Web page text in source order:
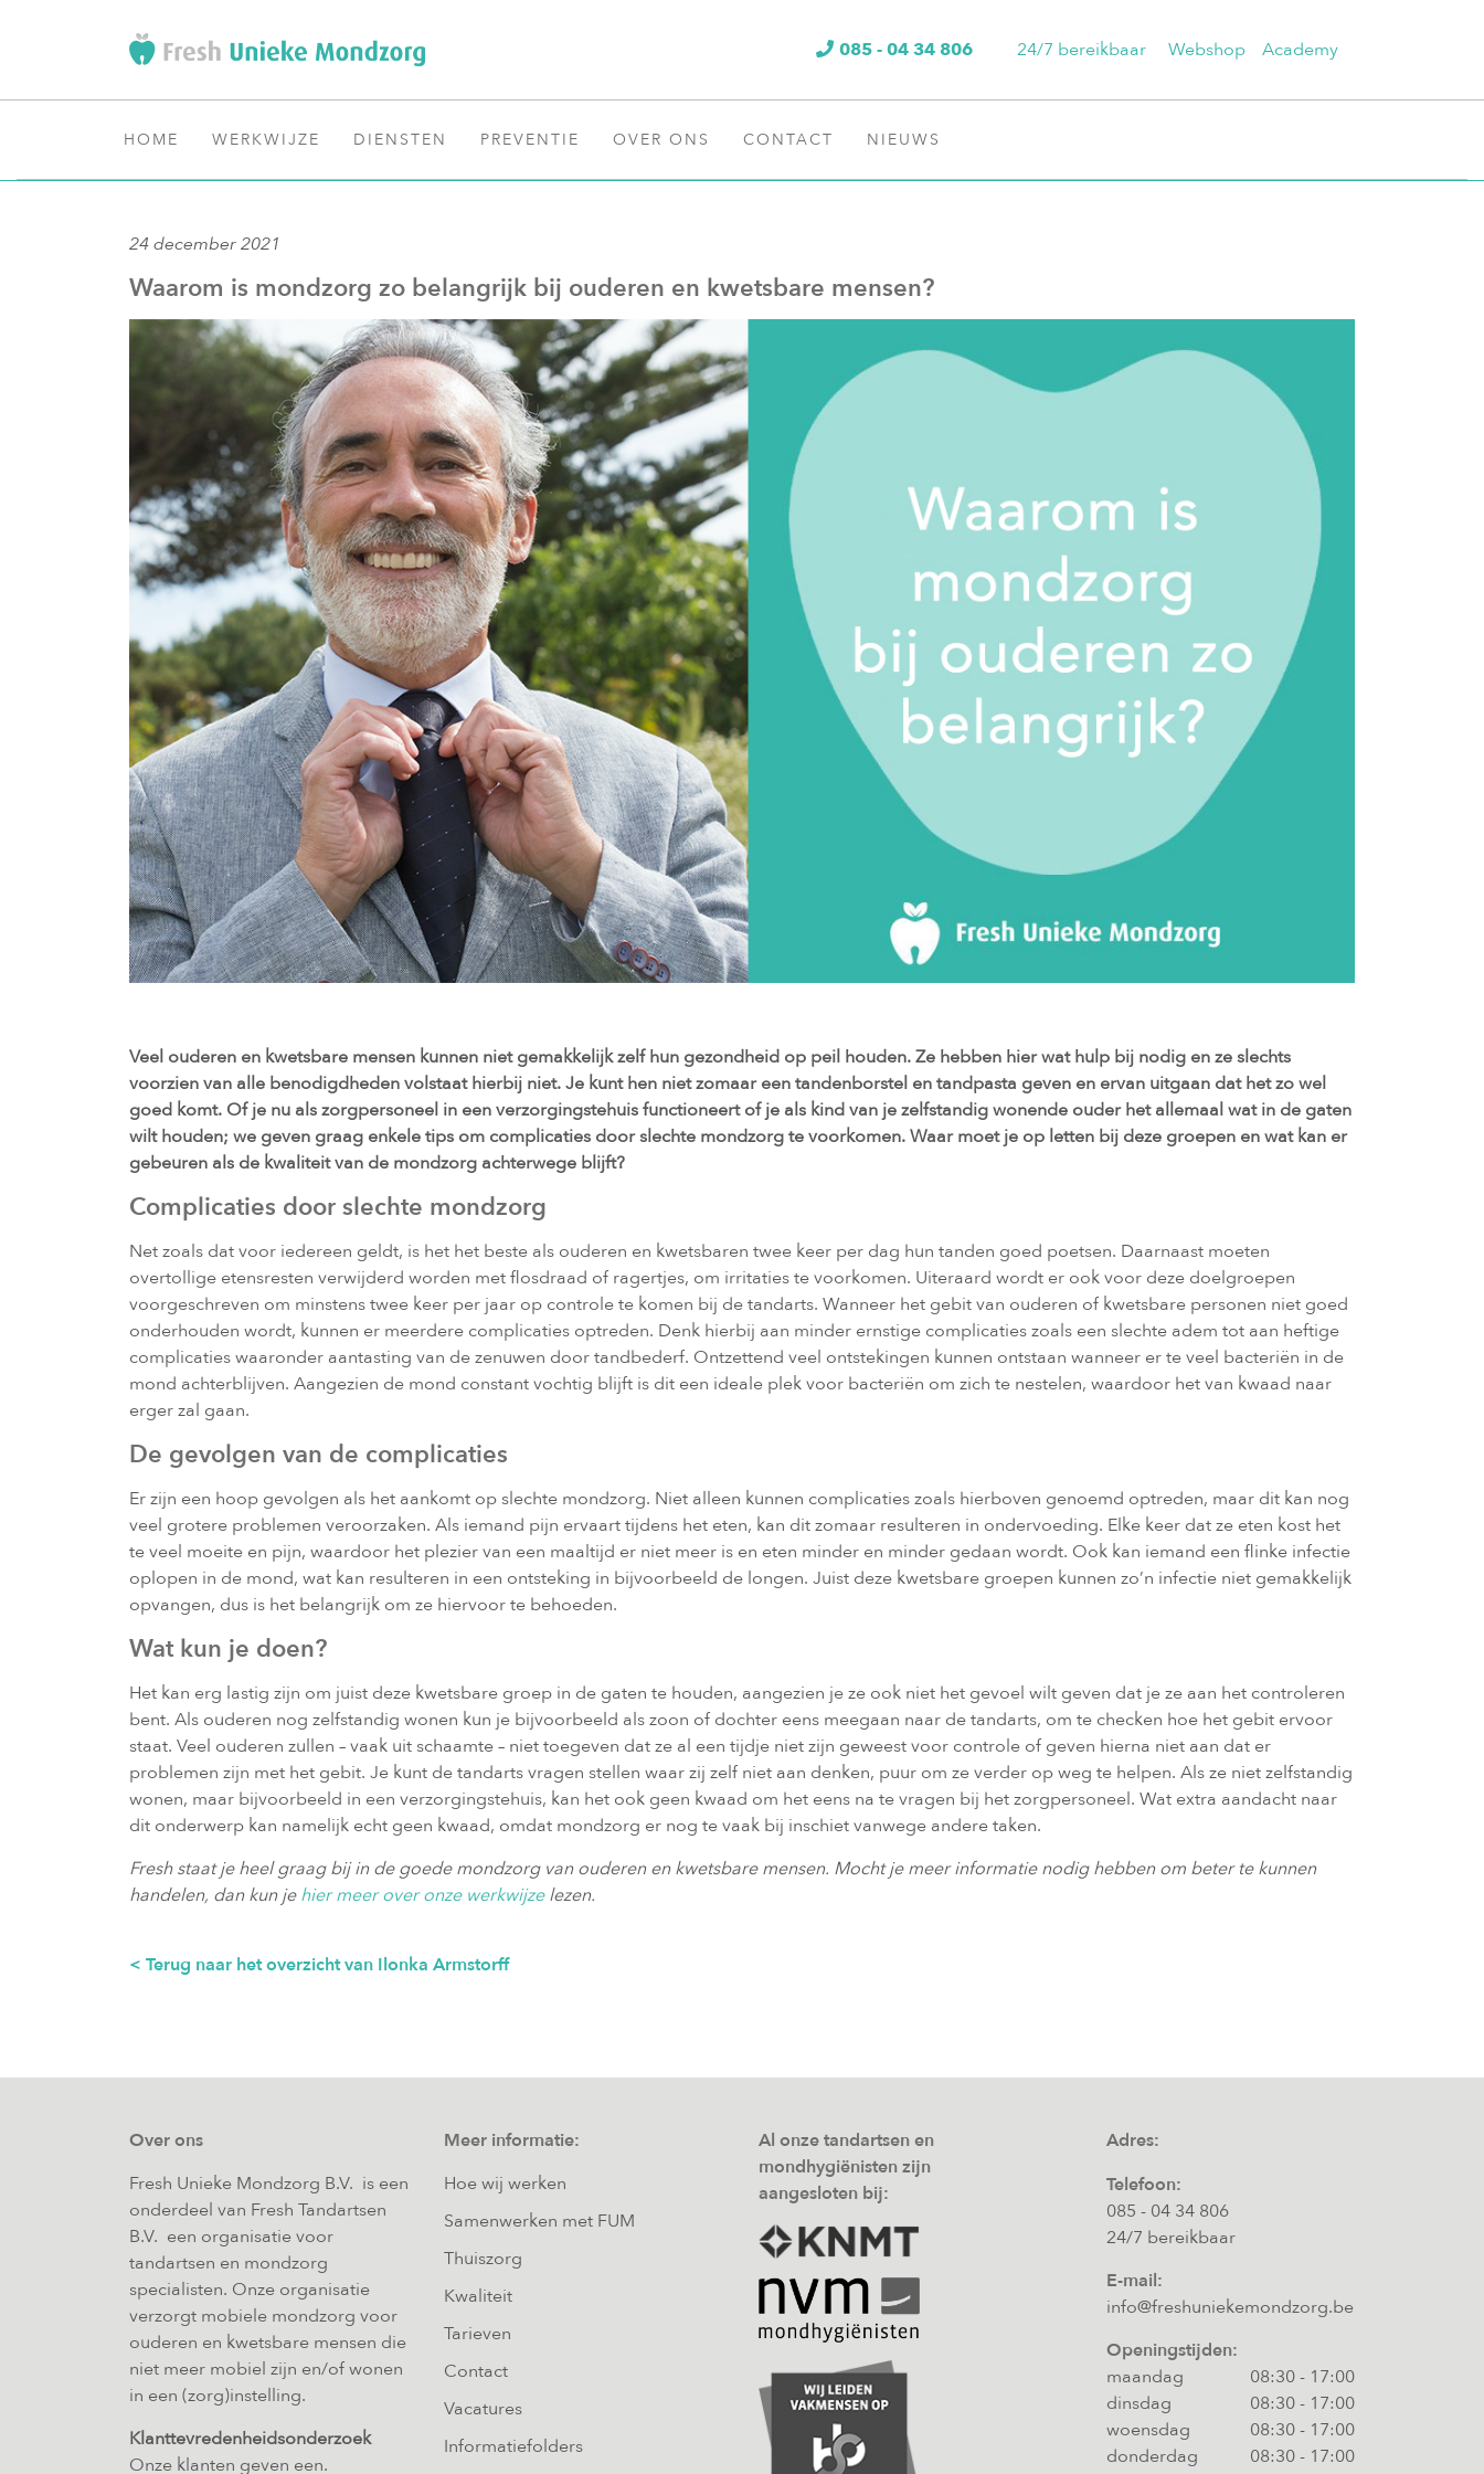
085 - 04 34 806 24/7 bereikbaar Webshop Academy
HOME WERKWIJZE DIENSTEN PREVENTIE OVER ONS CONTACT NIEUWS
24 december 2021
Waarom is mondzorg zo belangrijk bij ouderen en kwetsbare mensen?
Veel ouderen en kwetsbare mensen kunnen niet gemakkelijk zelf hun gezondheid op peil houden. Ze hebben hier wat hulp bij nodig en ze slechts
voorzien van alle benodigdheden volstaat hierbij niet. Je kunt hen niet zomaar een tandenborstel en tandpasta geven en ervan uitgaan dat het zo wel
goed komt. Of je nu als zorgpersoneel in een verzorgingstehuis functioneert of je als kind van je zelfstandig wonende ouder het allemaal wat in de gaten
wilt houden; we geven graag enkele tips om complicaties door slechte mondzorg te voorkomen. Waar moet je op letten bij deze groepen en wat kan er
gebeuren als de kwaliteit van de mondzorg achterwege blijft?
Complicaties door slechte mondzorg
Net zoals dat voor iedereen geldt, is het het beste als ouderen en kwetsbaren twee keer per dag hun tanden goed poetsen. Daarnaast moeten
overtollige etensresten verwijderd worden met flosdraad of ragertjes, om irritaties te voorkomen. Uiteraard wordt er ook voor deze doelgroepen
voorgeschreven om minstens twee keer per jaar op controle te komen bij de tandarts. Wanneer het gebit van ouderen of kwetsbare personen niet goed
onderhouden wordt, kunnen er meerdere complicaties optreden. Denk hierbij aan minder ernstige complicaties zoals een slechte adem tot aan heftige
complicaties waaronder aantasting van de zenuwen door tandbederf. Ontzettend veel ontstekingen kunnen ontstaan wanneer er te veel bacteriën in de
mond achterblijven. Aangezien de mond constant vochtig blijft is dit een ideale plek voor bacteriën om zich te nestelen, waardoor het van kwaad naar
erger zal gaan.
De gevolgen van de complicaties
Er zijn een hoop gevolgen als het aankomt op slechte mondzorg. Niet alleen kunnen complicaties zoals hierboven genoemd optreden, maar dit kan nog
veel grotere problemen veroorzaken. Als iemand pijn ervaart tijdens het eten, kan dit zomaar resulteren in ondervoeding. Elke keer dat ze eten kost het
te veel moeite en pijn, waardoor het plezier van een maaltijd er niet meer is en eten minder en minder gedaan wordt. Ook kan iemand een flinke infectie
oplopen in de mond, wat kan resulteren in een ontsteking in bijvoorbeeld de longen. Juist deze kwetsbare groepen kunnen zo’n infectie niet gemakkelijk
opvangen, dus is het belangrijk om ze hiervoor te behoeden.
Wat kun je doen?
Het kan erg lastig zijn om juist deze kwetsbare groep in de gaten te houden, aangezien je ze ook niet het gevoel wilt geven dat je ze aan het controleren
bent. Als ouderen nog zelfstandig wonen kun je bijvoorbeeld als zoon of dochter eens meegaan naar de tandarts, om te checken hoe het gebit ervoor
staat. Veel ouderen zullen – vaak uit schaamte – niet toegeven dat ze al een tijdje niet zijn geweest voor controle of geven hierna niet aan dat er
problemen zijn met het gebit. Je kunt de tandarts vragen stellen waar zij zelf niet aan denken, puur om ze verder op weg te helpen. Als ze niet zelfstandig
wonen, maar bijvoorbeeld in een verzorgingstehuis, kan het ook geen kwaad om het eens na te vragen bij het zorgpersoneel. Wat extra aandacht naar
dit onderwerp kan namelijk echt geen kwaad, omdat mondzorg er nog te vaak bij inschiet vanwege andere taken.
Fresh staat je heel graag bij in de goede mondzorg van ouderen en kwetsbare mensen. Mocht je meer informatie nodig hebben om beter te kunnen
handelen, dan kun jehier meer over onze werkwijzelezen.
< Terug naar het overzicht van Ilonka Armstorff
Over ons
Fresh Unieke Mondzorg B.V. is een
onderdeel van Fresh Tandartsen
B.V. een organisatie voor
tandartsen en mondzorg
specialisten. Onze organisatie
verzorgt mobiele mondzorg voor
ouderen en kwetsbare mensen die
niet meer mobiel zijn en/of wonen
in een (zorg)instelling.
Klanttevredenheidsonderzoek
Onze klanten geven een.
Meer informatie:
Hoe wij werken
Samenwerken met FUM
Thuiszorg
Kwaliteit
Tarieven
Contact
Vacatures
Informatiefolders
Al onze tandartsen en
mondhygiënisten zijn
aangesloten bij:
Adres:
Telefoon:
085 - 04 34 806
24/7 bereikbaar
E-mail:
info@freshuniekemondzorg.be
Openingstijden:
maandag
08:30- 17:00
dinsdag
08:30- 17:00
woensdag
08:30- 17:00
donderdag
08:30- 17:00